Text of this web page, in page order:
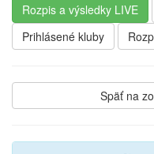
Rozpis a výsledky LIVE
Prihlásené kluby
Späť na